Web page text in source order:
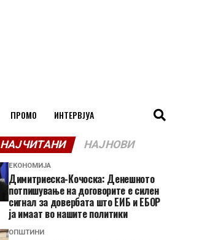
ПРОМО ИНТЕРВЈУА
НАЈЧИТАНИ НАЈНОВИ
ЕКОНОМИЈА
Димитриеска-Кочоска: Денешното
потпишување на договорите е силен
сигнал за довербата што ЕИБ и ЕБОР
ја имаат во нашите политики
ОПШТИНИ